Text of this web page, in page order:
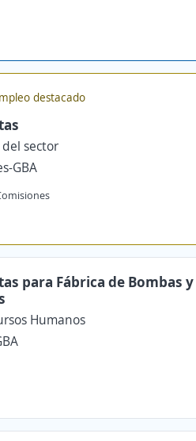
destacado
sector
GBA
para Fábrica de Bombas y
Humanos